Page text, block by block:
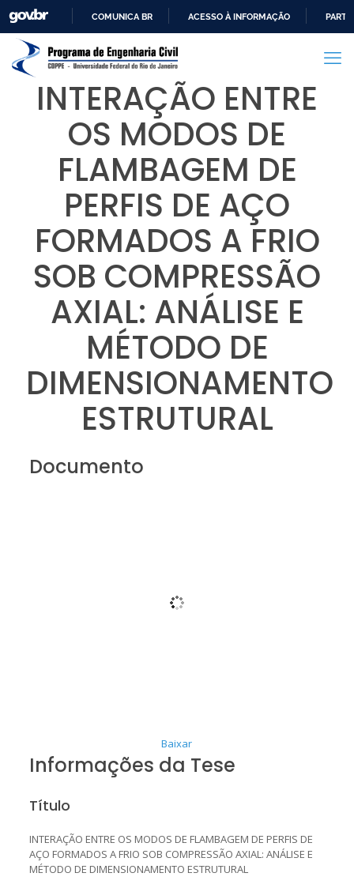
PARA
CONTEÚDO
COMUNICA BR ACESSO À INFORMAÇÃO
INTERAÇÃO ENTRE
OS MODOS DE
FLAMBAGEM DE
PERFIS DE AÇO
FORMADOS A FRIO
SOB COMPRESSÃO
AXIAL: ANÁLISE E
MÉTODO DE
DIMENSIONAMENTO
ESTRUTURAL
Documento
Baixar
Informações da Tese
Título
INTERAÇÃO ENTRE OS MODOS DE FLAMBAGEM DE PERFIS DE
AÇO FORMADOS A FRIO SOB COMPRESSÃO AXIAL: ANÁLISE E
MÉTODO DE DIMENSIONAMENTO ESTRUTURAL